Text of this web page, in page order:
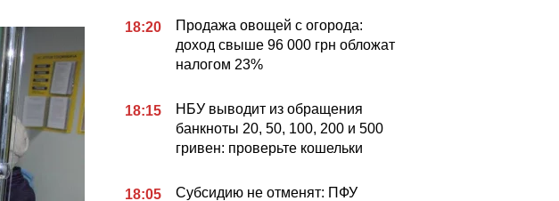
18:20
Продажа овощей с огорода:
доход свыше 96 000 грн обложат
налогом 23%
18:15
НБУ выводит из обращения
банкноты 20, 50, 100, 200 и 500
гривен: проверьте кошельки
18:05
Субсидию не отменят: ПФУ